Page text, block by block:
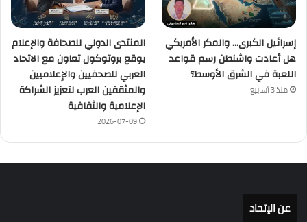
إسرائيل الكبرى… والمكر الأمريكي
هل أعادت واشنطن رسم قواعد
اللعبة في الشرق الأوسط؟
منذ 3 أسابيع
المنتدى الدولي للصحافة والإعلام
يوقع بروتوكول تعاون مع الاتحاد
العربي للصحفيين والإعلاميين
والمثقفين العرب لتعزيز الشراكة
الإعلامية والثقافية
2026-07-09
عن الإتحاد